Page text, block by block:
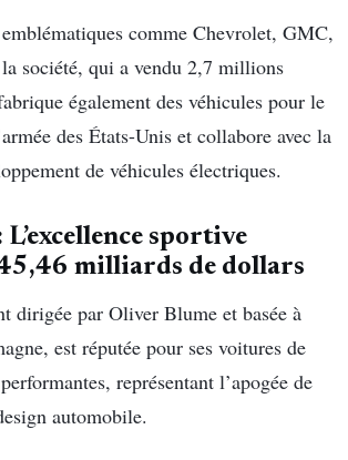
comme Chevrolet, GMC,
société, qui a vendu 2,7 millions
également des véhicules pour le
des États-Unis et collabore avec la
de véhicules électriques.
sportive
milliards de dollars
dirigée par Oliver Blume et basée à
est réputée pour ses voitures de
représentant l’apogée de
automobile.